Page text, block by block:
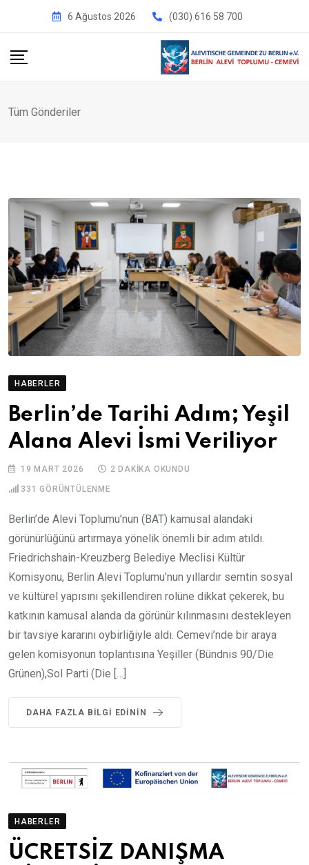
6 Ağustos 2026 (030) 616 58 700
Tüm Gönderiler
HABERLER
Berlin’de Tarihi Adım; Yeşil
Alana Alevi İsmi Veriliyor
19 MART 2026 2 DAKIKA OKUNDU
331 GÖRÜNTÜLENME
Berlin’de Alevi Toplumu’nun (BAT) kamusal alandaki
görünürlüğünü artırmaya yönelik önemli bir adım atıldı.
Friedrichshain-Kreuzberg Belediye Meclisi Kültür
Komisyonu, Berlin Alevi Toplumu’nun yıllardır semtin sosyal
ve kültürel yapısını şekillendiren rolüne dikkat çekerek, bu
katkının kamusal alanda da görünür kılınmasını destekleyen
bir tavsiye kararını oybirliğiyle aldı. Cemevi’nde bir araya
gelen komisyonun toplantısına Yeşiller (Bündnis 90/Die
Grünen),Sol Parti (Die […]
DAHA FAZLA BILGI EDININ
HABERLER
ÜCRETSİZ DANIŞMA